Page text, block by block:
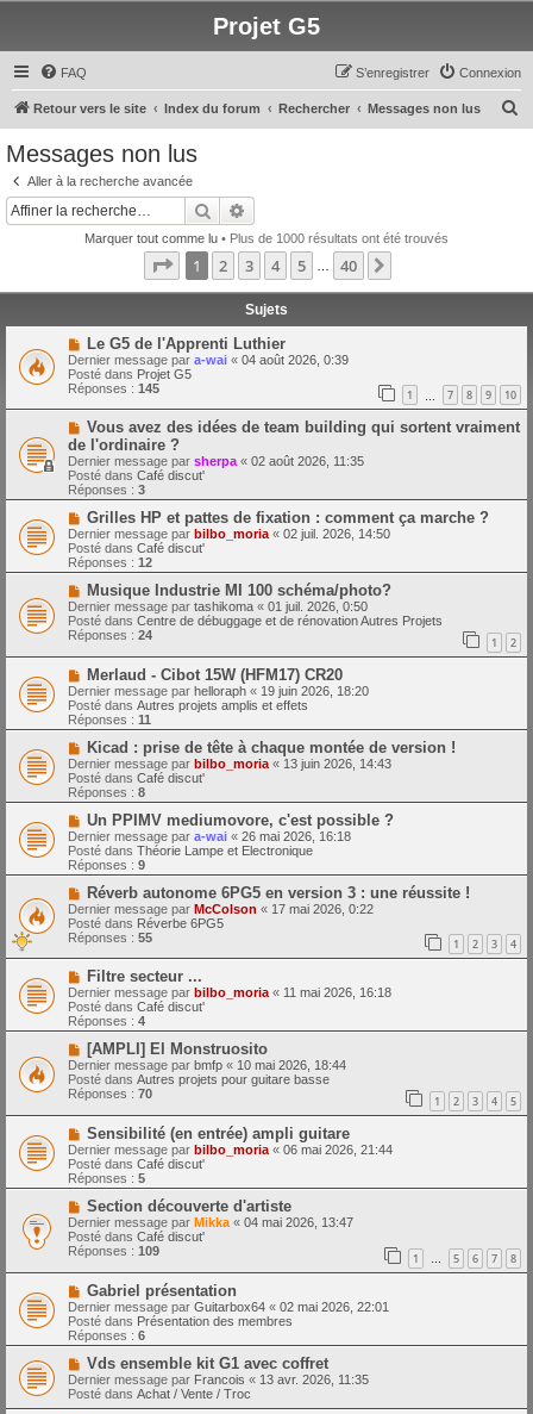
Projet G5
FAQ Connexion
S’enregistrer
Retour vers le site Index du forum Rechercher Messages non lus
Messages non lus
Aller à la recherche avancée
Rechercher
Marquer tout comme lu • Plus de 1000 résultats ont été trouvés
Page 1sur40
1 2 3 4 5 40
Sujets
N
o
u
v
e
a
u
m
e
s
s
a
g
e
Le G5 de l'Apprenti Luthier
Dernier message par a-wai « 04 août 2026, 0:39
Posté dans Projet G5
Réponses : 145 1 7 8 9 10
N
u
v
e
a
u
m
e
s
s
a
g
e
Vous avez des idées de team building qui sortent vraiment
de l'ordinaire ?
Dernier message par sherpa « 02 août 2026, 11:35
Posté dans Café discut'
Réponses : 3
N
o
u
v
e
a
u
m
e
s
s
a
g
e
Grilles HP et pattes de fixation : comment ça marche ?
Dernier message par bilbo_moria « 02 juil. 2026, 14:50
Posté dans Café discut'
Réponses : 12
N
o
u
v
e
a
u
m
e
s
s
a
g
e
Musique Industrie MI 100 schéma/photo?
Dernier message par tashikoma « 01 juil. 2026, 0:50
Posté dans Centre de débuggage et de rénovation Autres Projets
Réponses : 24 1 2
N
o
u
v
e
a
u
m
e
s
s
a
g
e
Merlaud - Cibot 15W (HFM17) CR20
Dernier message par helloraph « 19 juin 2026, 18:20
Posté dans Autres projets amplis et effets
Réponses : 11
N
o
u
v
e
a
m
e
s
s
a
g
e
Kicad : prise de tête à chaque montée de version !
Dernier message par bilbo_moria « 13 juin 2026, 14:43
Posté dans Café discut'
Réponses : 8
N
o
u
v
e
a
u
m
e
s
s
a
g
e
Un PPIMV mediumovore, c'est possible ?
Dernier message par a-wai « 26 mai 2026, 16:18
Posté dans Théorie Lampe et Electronique
Réponses : 9
N
o
u
v
e
a
m
e
s
s
a
g
e
Réverb autonome 6PG5 en version 3 : une réussite !
Dernier message par McColson « 17 mai 2026, 0:22
Posté dans Réverbe 6PG5
Réponses : 55 1 2 3 4
N
o
u
v
e
a
u
m
e
s
s
a
g
e
Filtre secteur ...
Dernier message par bilbo_moria« 11 mai 2026, 16:18
Posté dans Café discut'
Réponses : 4
N
o
u
v
e
a
u
m
e
s
s
a
g
e
[AMPLI] El Monstruosito
Dernier message par bmfp « 10 mai 2026, 18:44
Posté dans Autres projets pour guitare basse
Réponses : 70 1 2 3 4 5
N
o
u
v
e
a
u
m
e
s
s
a
g
e
Sensibilité (en entrée) ampli guitare
Dernier message par bilbo_moria « 06 mai 2026, 21:44
Posté dans Café discut'
Réponses : 5
N
o
u
v
e
a
u
m
e
s
s
a
g
e
Section découverte d'artiste
Dernier message par Mikka « 04 mai 2026, 13:47
Posté dans Café discut'
Réponses : 109 1 … 5 6 7 8
N
o
u
v
e
a
m
e
Gabriel présentation
Dernier message par Guitarbox64 « 02 mai 2026, 22:01
Posté dans Présentation des membres
Réponses : 6
N
o
u
v
Vds ensemble kit G1 avec coffret
Dernier message par Francois « 13 avr. 2026, 11:35
Posté dans Achat / Vente / Troc